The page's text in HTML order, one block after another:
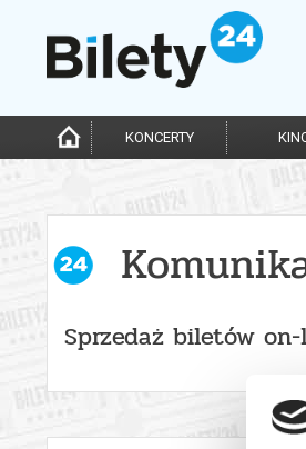
KONCERTY
Sprzedaż biletów